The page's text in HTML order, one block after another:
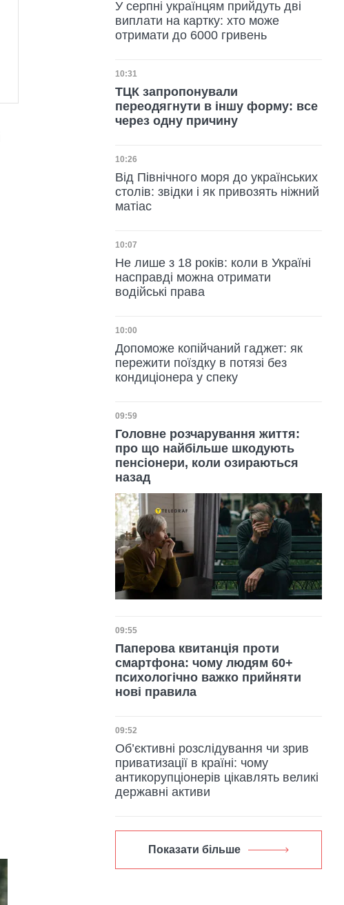
У серпні українцям прийдуть дві
виплати на картку: хто може
отримати до 6000 гривень
Дата публікації
10:31
ТЦК запропонували
переодягнути в іншу форму: все
через одну причину
Дата публікації
10:26
Від Північного моря до українських
столів: звідки і як привозять ніжний
матіас
Дата публікації
10:07
Не лише з 18 років: коли в Україні
насправді можна отримати
водійські права
Дата публікації
10:00
Допоможе копійчаний гаджет: як
пережити поїздку в потязі без
кондиціонера у спеку
Дата публікації
09:59
Головне розчарування життя:
про що найбільше шкодують
пенсіонери, коли озираються
назад
Дата публікації
09:55
Паперова квитанція проти
смартфона: чому людям 60+
психологічно важко прийняти
нові правила
Дата публікації
09:52
Об’єктивні розслідування чи зрив
приватизації в країні: чому
антикорупціонерів цікавлять великі
державні активи
Показати більше